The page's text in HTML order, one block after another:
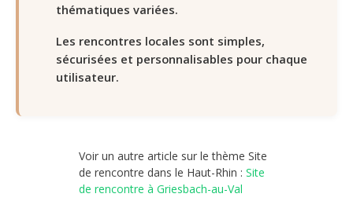
thématiques variées.
Les rencontres locales sont simples,
sécurisées et personnalisables pour chaque
utilisateur.
Voir un autre article sur le thème Site
de rencontre dans le Haut-Rhin : Site
de rencontre à Griesbach-au-Val